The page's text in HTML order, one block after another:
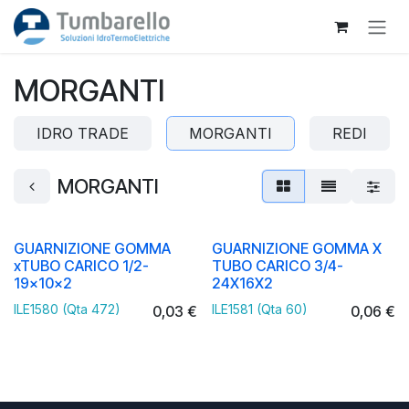
Passa al contenuto
MORGANTI
IDRO TRADE MORGANTI REDI
MORGANTI
GUARNIZIONE GOMMA
xTUBO CARICO 1/2-
19x10x2
ILE1580 (Qta 472) 0,03 €
GUARNIZIONE GOMMA X
TUBO CARICO 3/4-
24X16X2
ILE1581 (Qta 60) 0,06 €